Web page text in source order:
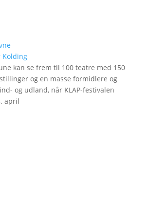
Kolding
kan se frem til 100 teatre med 150
og en masse formidlere og
og udland, når KLAP-festivalen
april